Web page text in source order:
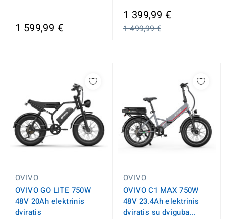
1 599,99 €
1 399,99 €Įprasta
1 499,99 €
OVIVO
OVIVO GO LITE 750W
48V 20Ah elektrinis
dviratis
OVIVO
OVIVO C1 MAX 750W
48V 23.4Ah elektrinis
dviratis su dviguba...